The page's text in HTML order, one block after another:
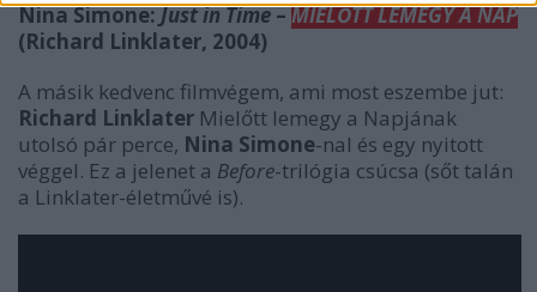
Nina Simone:Just in Time–MIELŐTT LEMEGY A NAP
(Richard Linklater, 2004)
A másik kedvenc filmvégem, ami most eszembe jut:
Richard Linklater Mielőtt lemegy a Napjának
utolsó pár perce, Nina Simone-nal és egy nyitott
véggel. Ez a jelenet a Before-trilógia csúcsa (sőt talán
a Linklater-életművé is).